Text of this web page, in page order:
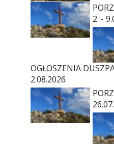
2. -
OGŁOSZENIA
2.08.2026